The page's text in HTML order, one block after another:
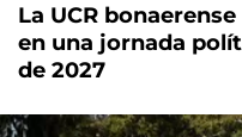
La UCR
en una jornada
de 2027